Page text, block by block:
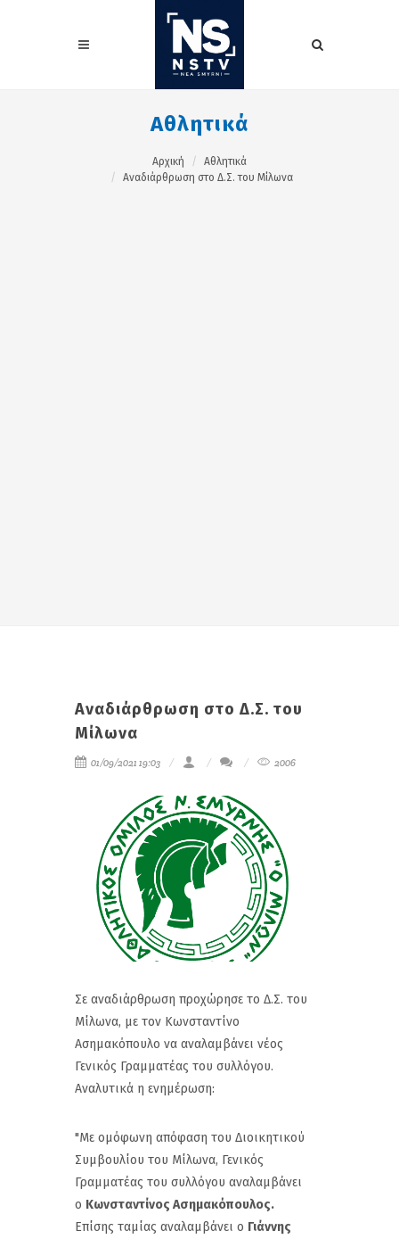
Αθλητικά
Αρχική
Αθλητικά
Αναδιάρθρωση στο Δ.Σ. του Μίλωνα
Αναδιάρθρωση στο Δ.Σ. του
Μίλωνα
01/09/2021 19:03 2006
Σε αναδιάρθρωση προχώρησε το Δ.Σ. του
Μίλωνα, με τον Κωνσταντίνο
Ασημακόπουλο να αναλαμβάνει νέος
Γενικός Γραμματέας του συλλόγου.
Αναλυτικά η ενημέρωση:
"Με ομόφωνη απόφαση του Διοικητικού
Συμβουλίου του Μίλωνα, Γενικός
Γραμματέας του συλλόγου αναλαμβάνει
ο Κωνσταντίνος Ασημακόπουλος.
Επίσης ταμίας αναλαμβάνει ο Γιάννης